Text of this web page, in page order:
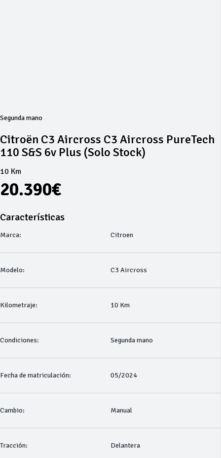
Segunda mano
Citroën C3 Aircross C3 Aircross PureTech
110 S&S 6v Plus (solo Stock)
10 Km
20.390€
Características
Marca: Citroen
Modelo: C3 Aircross
Kilometraje: 10 Km
Condiciones: Segunda mano
Fecha de matriculación: 05/2024
Cambio: Manual
Tracción: Delantera